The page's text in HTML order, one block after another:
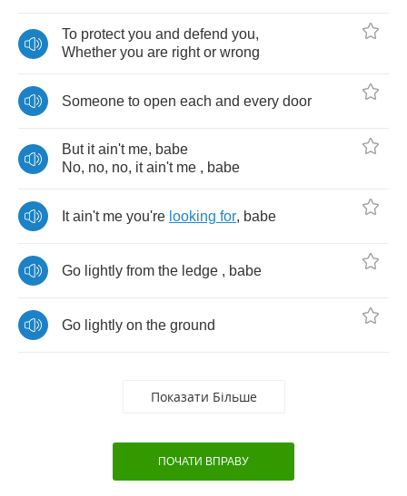
To protect you and defend you,
Whether you are right or wrong
Someone to open each and every door
But it ain't me, babe
No, no, no, it ain't me , babe
It ain't me you're looking for, babe
Go lightly from the ledge , babe
Go lightly on the ground
Показати Більше
ПОЧАТИ ВПРАВУ